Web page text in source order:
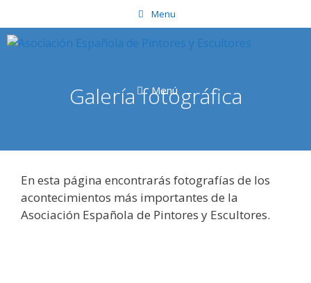
al
contenido
Menu
Menú
Galería fotográfica
En esta página encontrarás fotografías de los
acontecimientos más importantes de la
Asociación Española de Pintores y Escultores.